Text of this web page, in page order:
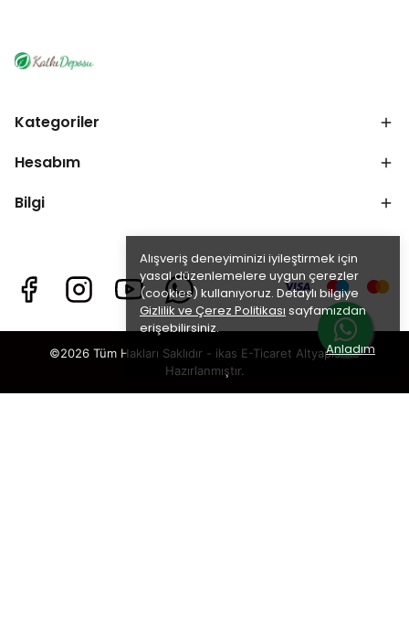
Alışveriş deneyiminizi iyileştirmek için
yasal düzenlemelere uygun çerezler
(cookies) kullanıyoruz. Detaylı bilgiye
Gizlilik ve Çerez Politikası sayfamızdan
erişebilirsiniz.
Anladım
Kategoriler
Hesabım
Bilgi
©2026 Tüm Hakları Saklıdır - ikas E-Ticaret Altyapısı ile
Hazırlanmıştır.